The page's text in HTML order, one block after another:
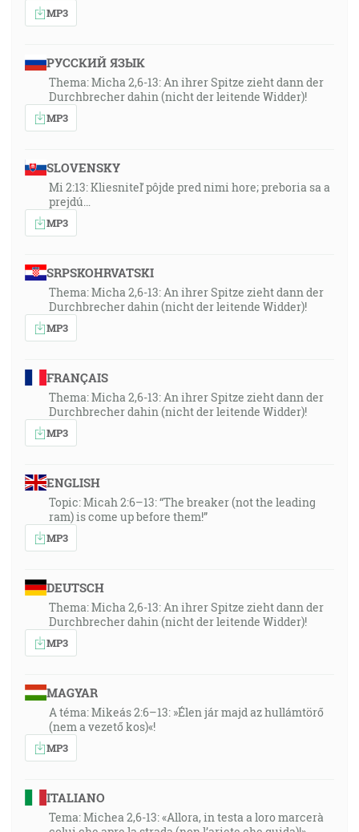
MP3
РУССКИЙ ЯЗЫК
Thema: Micha 2,6-13: An ihrer Spitze zieht dann der
Durchbrecher dahin (nicht der leitende Widder)!
MP3
SLOVENSKY
Mi 2:13: Kliesniteľ pôjde pred nimi hore; preboria sa a
prejdú…
MP3
SRPSKOHRVATSKI
Thema: Micha 2,6-13: An ihrer Spitze zieht dann der
Durchbrecher dahin (nicht der leitende Widder)!
MP3
FRANÇAIS
Thema: Micha 2,6-13: An ihrer Spitze zieht dann der
Durchbrecher dahin (nicht der leitende Widder)!
MP3
ENGLISH
Topic: Micah 2:6–13: “The breaker (not the leading
ram) is come up before them!”
MP3
DEUTSCH
Thema: Micha 2,6-13: An ihrer Spitze zieht dann der
Durchbrecher dahin (nicht der leitende Widder)!
MP3
MAGYAR
A téma: Mikeás 2:6–13: »Élen jár majd az hullámtörő
(nem a vezető kos)«!
MP3
ITALIANO
Tema: Michea 2,6-13: «Allora, in testa a loro marcerà